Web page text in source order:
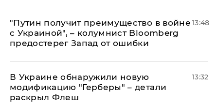
"Путин получит преимущество в войне
с Украиной", – колумнист Bloomberg
предостерег Запад от ошибки
13:48
В Украине обнаружили новую
модификацию "Герберы" – детали
раскрыл Флеш
13:32